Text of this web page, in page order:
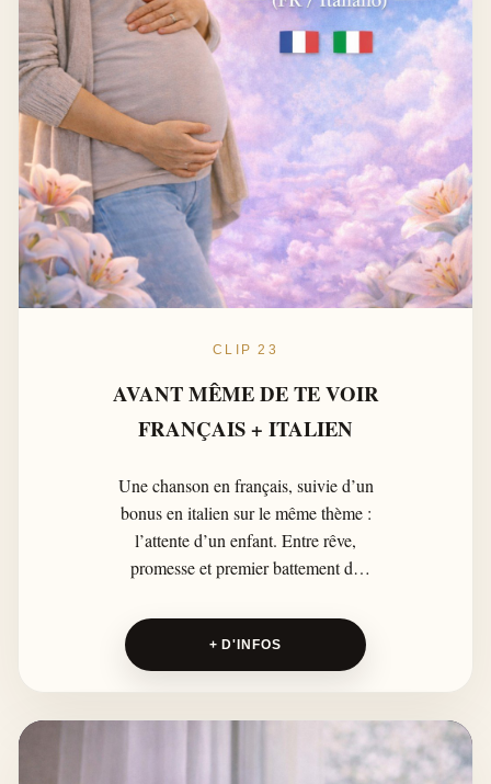
CLIP 23
AVANT MÊME DE TE VOIR
FRANÇAIS + ITALIEN
Une chanson en français, suivie d’un
bonus en italien sur le même thème :
l’attente d’un enfant. Entre rêve,
promesse et premier battement de
célèbre cet amour de parent qui naît
bien avant le premier regard.
+ D'INFOS